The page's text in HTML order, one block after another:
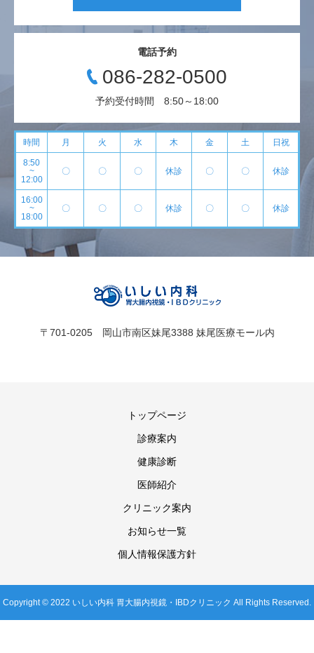
電話予約
086-282-0500
予約受付時間 8:50～18:00
時間 月 火 水 木 金 土 日祝
8:50
~
12:00
〇 〇 〇 休診 〇 〇 休診
16:00
~
18:00
〇 〇 〇 休診 〇 〇 休診
〒701-0205 岡山市南区妹尾3388 妹尾医療モール内
トップページ
診療案内
健康診断
医師紹介
クリニック案内
お知らせ一覧
個人情報保護方針
Copyright © 2022 いしい内科 胃大腸内視鏡・IBDクリニック All Rights Reserved.